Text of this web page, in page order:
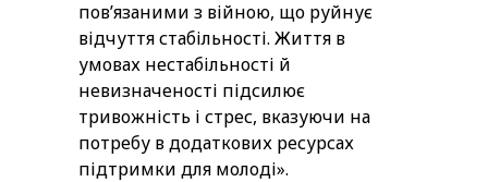
пов’язаними з війною, що руйнує
відчуття стабільності. Життя в
умовах нестабільності й
невизначеності підсилює
тривожність і стрес, вказуючи на
потребу в додаткових ресурсах
підтримки для молоді».